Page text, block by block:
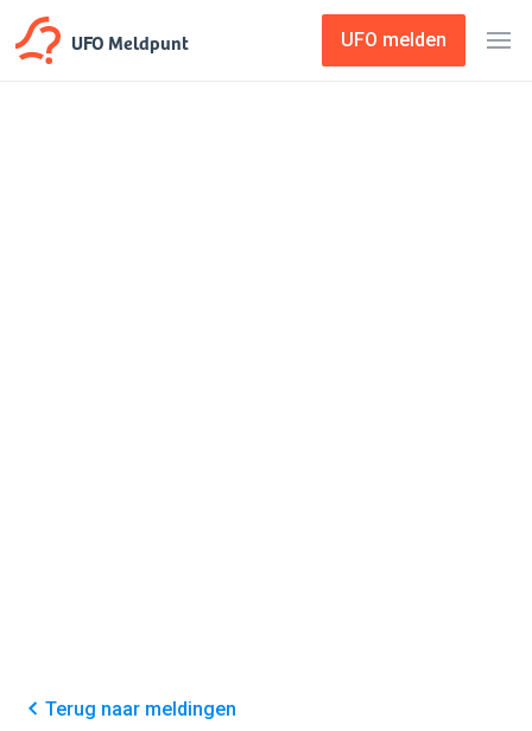
UFO Meldpunt UFO melden
Terug naar meldingen